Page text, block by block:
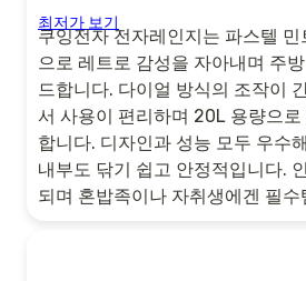
최저가 보기
쿠잉전자 전자레인지는 파스텔
으로 레트로 감성을 자아내며 주
드합니다. 다이얼 방식의 조작이
서 사용이 편리하며 20L 용량으
합니다. 디자인과 성능 모두 우수
내부도 닦기 쉽고 안정적입니다.
되며 혼밥족이나 자취생에겐 필